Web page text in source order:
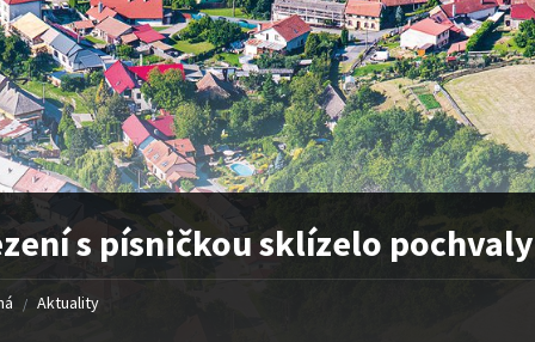
s písničkou sklízelo pochvaly
/ Aktuality